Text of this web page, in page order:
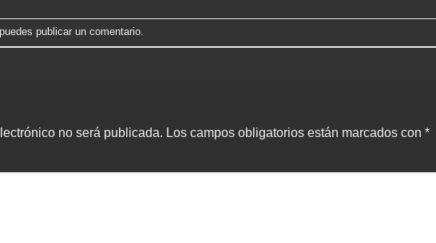
publicar un comentario
no será publicada. Los campos obligatorios están marcados con *